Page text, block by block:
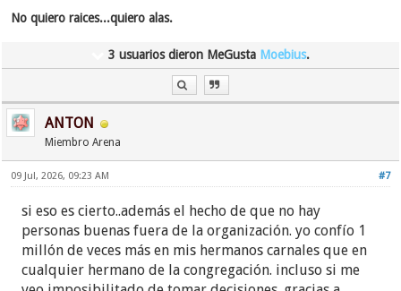
No quiero raices...quiero alas.
3 usuarios dieron MeGusta Moebius.
ANTON
Miembro Arena
#7
09 Jul, 2026, 09:23 AM
si eso es cierto..además el hecho de que no hay
personas buenas fuera de la organización. yo confío 1
millón de veces más en mis hermanos carnales que en
cualquier hermano de la congregación. incluso si me